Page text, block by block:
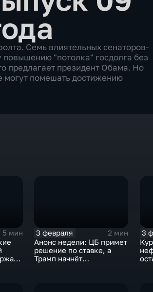
Семь влиятельных сенаторов-
"потолка" госдолга без
предлагает президент Обама. Но
могут помешать достижению
5 мин
3 февраля
2 мин
Анонс недели: ЦБ примет
решение по ставке, а
Трамп начнёт
3